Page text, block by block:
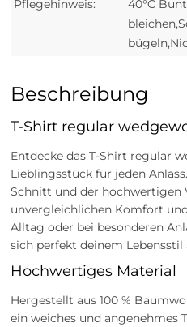
Pflegehinweis:
40°C
Beschreibung
T-Shirt regular
Entdecke das T-Shirt regular
Lieblingsstück für jeden
Schnitt und der hochwertigen
unvergleichlichen Komfort
Alltag oder bei besonderen
sich perfekt deinem Lebensstil
Hochwertiges Material
Hergestellt aus 100 %
ein weiches und angenehmes